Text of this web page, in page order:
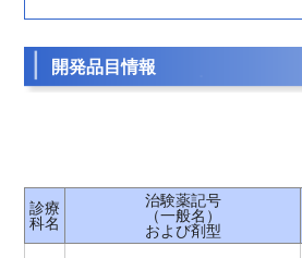
開発品目情報
診療
科名
治験薬記号
（一般名）
および剤型